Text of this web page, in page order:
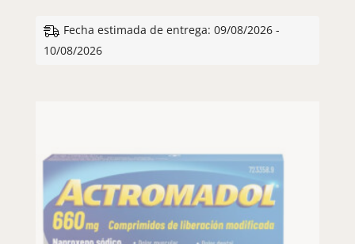
Fecha estimada de entrega: 09/08/2026 -
10/08/2026